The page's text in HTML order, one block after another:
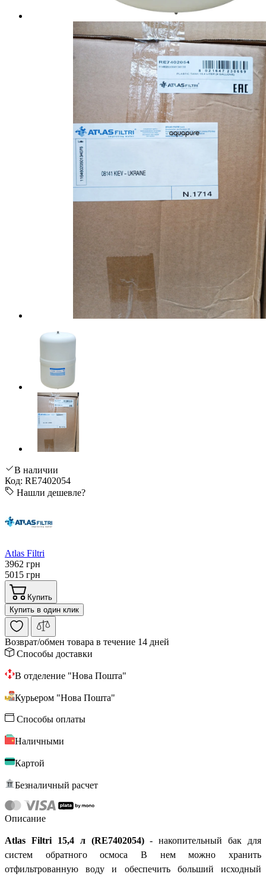
В наличии
Код: RE7402054
Нашли дешевле?
Atlas Filtri
3962 грн
5015 грн
Купить
Купить в один клик
Возврат/обмен товара в течение 14 дней
Способы доставки
В отделение "Нова Пошта"
Курьером "Нова Пошта"
Способы оплаты
Наличными
Картой
Безналичный расчет
Описание
Atlas Filtri 15,4 л (RE7402054)- накопительный бак для
систем обратного осмоса В нем можно хранить
отфильтрованную воду и обеспечить больший исходный